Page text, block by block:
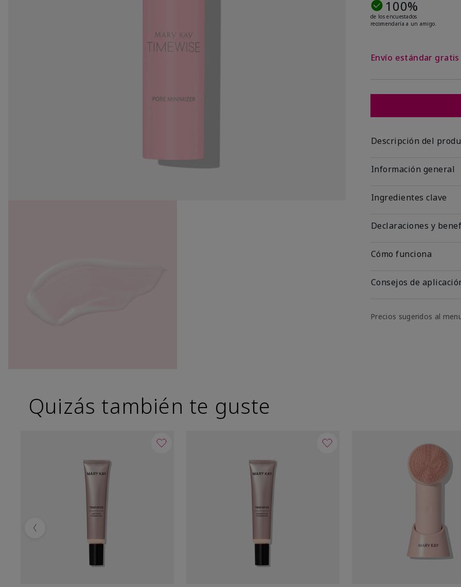
100%
de los encuestados
recomendaría a un amigo.
Envío estándar
Descripción del
Información general
Ingredientes clave
Declaraciones y
Cómo funciona
Consejos de
Precios sugeridos al
Quizás también te guste
Previous